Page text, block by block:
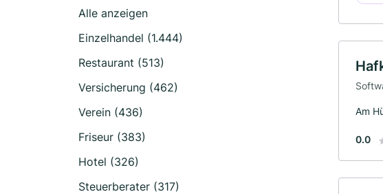
Alle anzeigen
Einzelhandel (1.444)
Restaurant (513)
Versicherung (462)
Verein (436)
Friseur (383)
Hotel (326)
Steuerberater (317)
Am
0.0